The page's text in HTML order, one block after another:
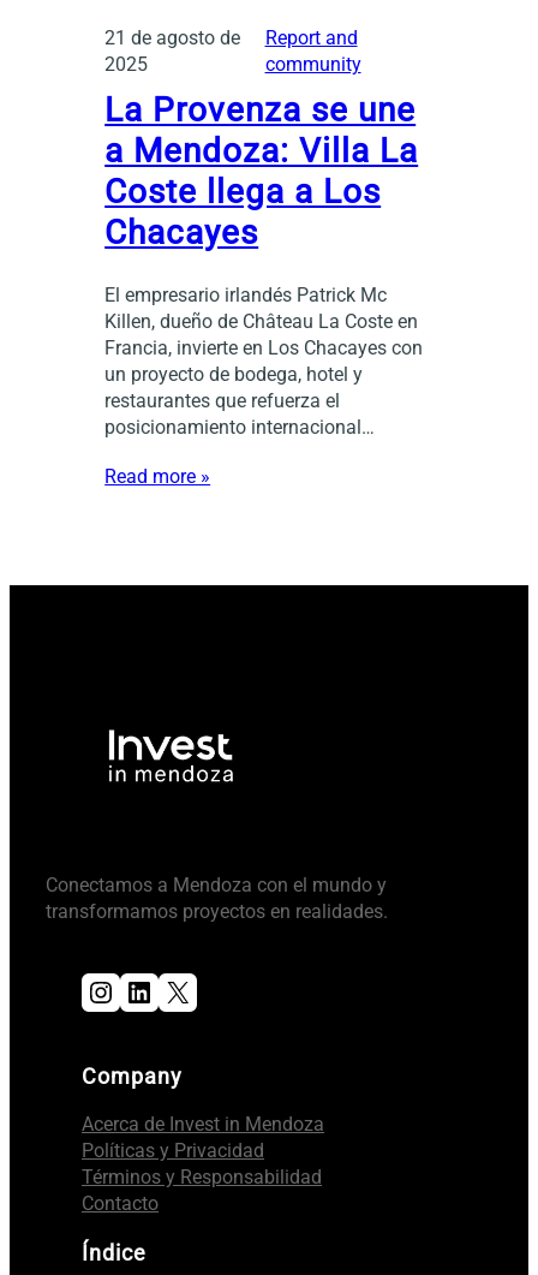
21 de agosto de
2025
Report and
community
La Provenza se une
a Mendoza: Villa La
Coste llega a Los
Chacayes
El empresario irlandés Patrick Mc
Killen, dueño de Château La Coste en
Francia, invierte en Los Chacayes con
un proyecto de bodega, hotel y
restaurantes que refuerza el
posicionamiento internacional…
Read more »
Conectamos a Mendoza con el mundo y
transformamos proyectos en realidades.
Instagram LinkedIn X
Company
Acerca de Invest in Mendoza
Políticas y Privacidad
Términos y Responsabilidad
Contacto
Índice